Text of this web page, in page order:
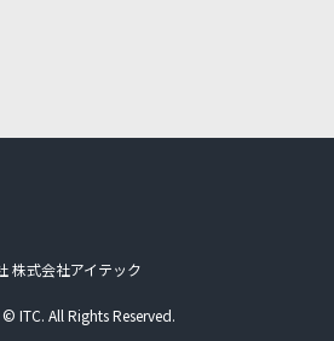
株式会社アイテック
ITC. All Rights Reserved.